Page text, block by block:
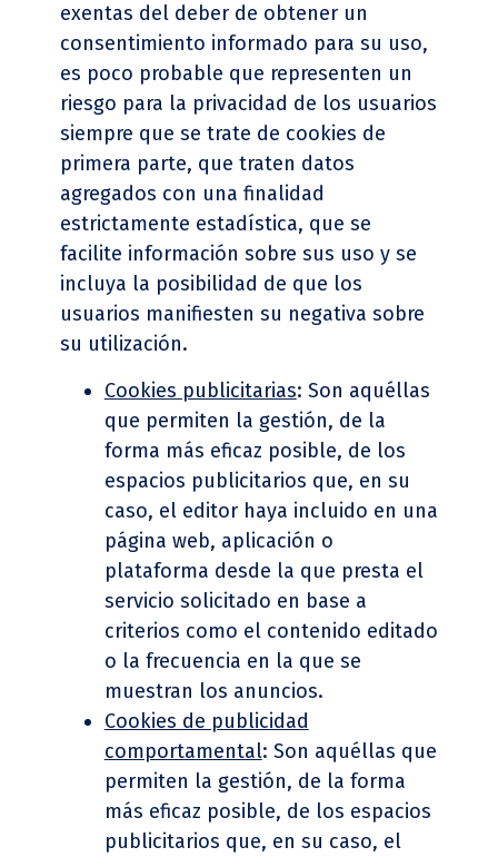
exentas del deber de obtener un
consentimiento informado para su uso,
es poco probable que representen un
riesgo para la privacidad de los usuarios
siempre que se trate de cookies de
primera parte, que traten datos
agregados con una finalidad
estrictamente estadística, que se
facilite información sobre sus uso y se
incluya la posibilidad de que los
usuarios manifiesten su negativa sobre
su utilización.
Cookies publicitarias: Son aquéllas
que permiten la gestión, de la
forma más eficaz posible, de los
espacios publicitarios que, en su
caso, el editor haya incluido en una
página web, aplicación o
plataforma desde la que presta el
servicio solicitado en base a
criterios como el contenido editado
o la frecuencia en la que se
muestran los anuncios.
Cookies de publicidad
comportamental: Son aquéllas que
permiten la gestión, de la forma
más eficaz posible, de los espacios
publicitarios que, en su caso, el